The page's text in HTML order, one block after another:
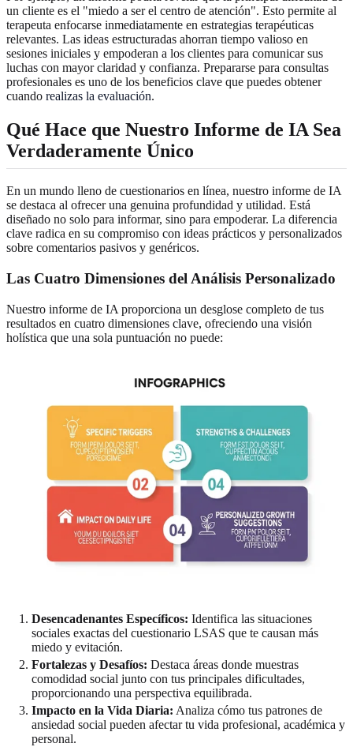
un cliente es el "miedo a ser el centro de atención". Esto permite al
terapeuta enfocarse inmediatamente en estrategias terapéuticas
relevantes. Las ideas estructuradas ahorran tiempo valioso en
sesiones iniciales y empoderan a los clientes para comunicar sus
luchas con mayor claridad y confianza. Prepararse para consultas
profesionales es uno de los beneficios clave que puedes obtener
cuando realizas la evaluación.
Qué Hace que Nuestro Informe de IA Sea
Verdaderamente Único
En un mundo lleno de cuestionarios en línea, nuestro informe de IA
se destaca al ofrecer una genuina profundidad y utilidad. Está
diseñado no solo para informar, sino para empoderar. La diferencia
clave radica en su compromiso con ideas prácticos y personalizados
sobre comentarios pasivos y genéricos.
Las Cuatro Dimensiones del Análisis Personalizado
Nuestro informe de IA proporciona un desglose completo de tus
resultados en cuatro dimensiones clave, ofreciendo una visión
holística que una sola puntuación no puede:
Desencadenantes Específicos: Identifica las situaciones
sociales exactas del cuestionario LSAS que te causan más
miedo y evitación.
Fortalezas y Desafíos: Destaca áreas donde muestras
comodidad social junto con tus principales dificultades,
proporcionando una perspectiva equilibrada.
Impacto en la Vida Diaria: Analiza cómo tus patrones de
ansiedad social pueden afectar tu vida profesional, académica y
personal.